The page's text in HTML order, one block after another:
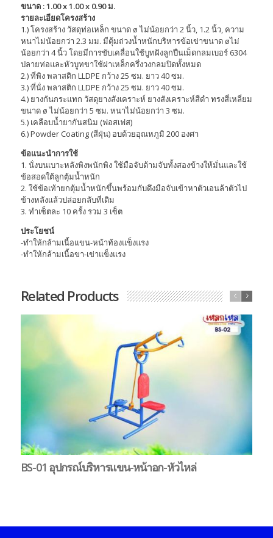
ขนาด : 1.00 x 1.00 x 0.90 ม.
รายละเอียดโครงสร้าง
1.) โครงสร้าง วัสดุท่อเหล็ก ขนาด ø ไม่น้อยกว่า 2 นิ้ว, 1.2 นิ้ว, ความ
หนาไม่น้อยกว่า 2.3 มม. มีตุ้มถ่วงน้ำหนักบริหารข้อเข่าขนาด øไม่
น้อยกว่า 4 นิ้ว โดยมีการขับเคลื่อนใช้บูทฝังลูกปืนเม็ดกลมเบอร์ 6304
ปลายท่อและหัวบูทขาใช้ฝาเหล็กครึ่งวงกลมปิดทั้งหมด
2.) ที่พิง พลาสติก LLDPE กว้าง 25 ซม. ยาว 40 ซม.
3.) ที่นั่ง พลาสติก LLDPE กว้าง 25 ซม. ยาว 40 ซม.
4.) ยางกันกระแทก วัสดุยางสังเคราะห์ ยางสังเคราะห์สีดำ ทรงสี่เหลี่ยม
ขนาด ø ไม่น้อยกว่า 5 ซม. หนาไม่น้อยกว่า 3 ซม.
5.) เคลือบน้ำยากันสนิม (ฟอสเฟส)
6.) Powder Coating (สีฝุ่น) อบด้วยอุณหภูมิ 200 องศา
ข้อแนะนำการใช้
1. นั่งบนเบาะหลังพิงพนักพิง ใช้มือจับด้ามจับทั้งสองข้างให้มั่นและใช้
ข้อสอดใต้ลูกตุ้มน้ำหนัก
2. ใช้ข้อเท้ายกตุ้มน้ำหนักขึ้นพร้อมกับดึงมือจับเข้าหาตัวเอนล้าตัวไป
ข้างหลังแล้วปล่อยกลับที่เดิม
3. ทำเซ็ตละ 10 ครั้ง รวม 3 เซ็ต
ประโยชน์
-ทำให้กล้ามเนื้อแขน-หน้าท้องแข็งแรง
-ทำให้กล้ามเนื้อขา-เข่าแข็งแรง
Related Products
BS-01 อุปกรณ์บริหารแขน-หน้าอก-หัวไหล่